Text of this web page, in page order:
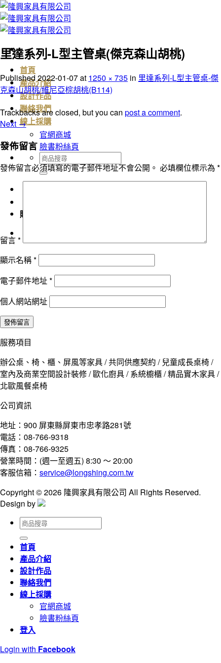
Skip
to
content
首頁
產品介紹
設計作品
聯絡我們
線上採購
官網商城
臉書粉絲頁
搜
尋
關
購物車
里達系列-L型主管桌(傑克森山胡桃)
Published2022-01-07at 1250 × 735 in 里達系列-L型主管桌-傑
克森山胡桃/維尼亞棕胡桃(B114)
Trackbacks are closed, but you can post a comment.
Next →
發佈留言
發佈留言必須填寫的電子郵件地址不會公開。 必填欄位標示為 *
留言*
顯示名稱*
電子郵件地址*
個人網站網址
服務項目
辦公桌、椅、櫃、屏風等家具 / 共同供應契約 / 兒童成長桌椅 /
室內及商業空間設計裝修 / 歐化廚具 / 系統櫥櫃 / 精品實木家具 /
北歐風餐桌椅
公司資訊
地址：900 屏東縣屏東市忠孝路281號
電話：08-766-9318
傳真：08-766-9325
營業時間：(週一至週五) 8:30 ～ 20:00
客服信箱： service@longshing.com.tw
Copyright © 2026 隆興家具有限公司 All Rights Reserved.
Design by
搜
尋
關
鍵
字:
首頁
產品介紹
設計作品
聯絡我們
線上採購
官網商城
臉書粉絲頁
登入
Login with Facebook